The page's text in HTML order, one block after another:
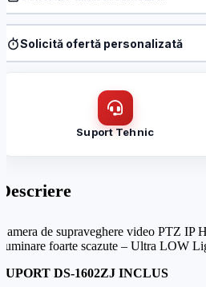
Denumire firmă / instituție*
Solicită ofertă personalizată
Suport Tehnic
de supraveghere video PTZ IP
foarte scazute – Ultra LOW
DS-1602ZJ INCLUS